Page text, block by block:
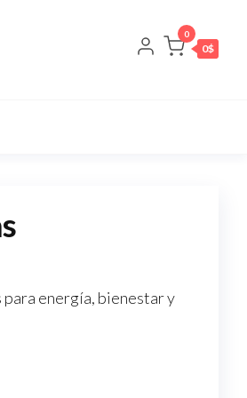
0
0$
energía, bienestar y